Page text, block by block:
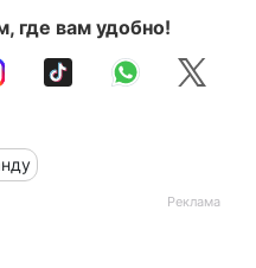
где вам удобно!